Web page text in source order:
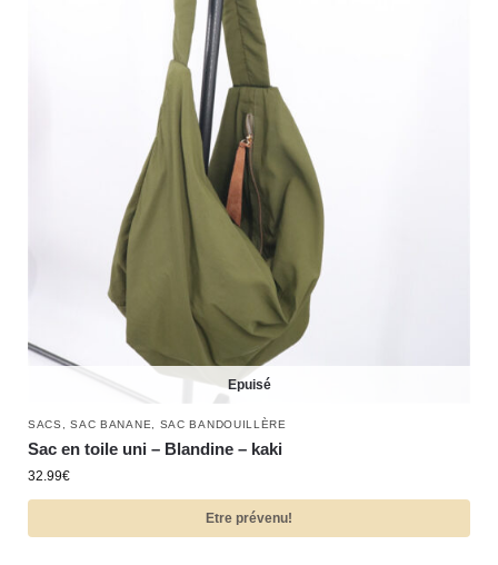
Epuisé
SACS ,SAC BANANE SAC BANDOUILLÈRE
Sac en toile uni – Blandine – kaki
32.99€
Etre prévenu!